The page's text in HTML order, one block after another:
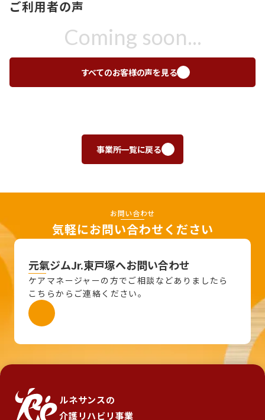
ご利用者の声
Coming soon...
すべてのお客様の声を見る
事業所一覧に戻る
お問い合わせ
気軽にお問い合わせください
元氣ジムJr.東戸塚へお問い合わせ
ケアマネージャーの方でご相談などありましたら
こちらからご連絡ください。
ルネサンスの
介護リハビリ事業